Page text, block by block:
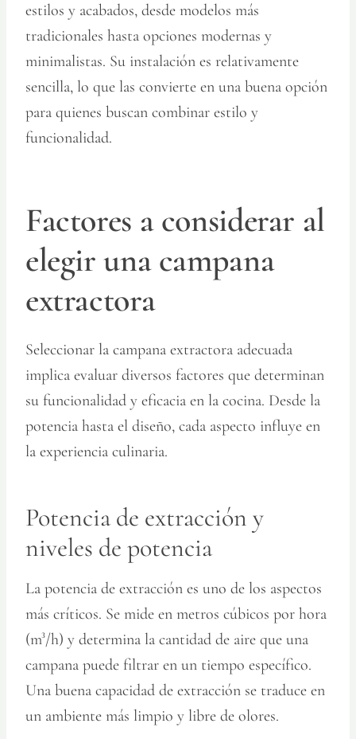
estilos y acabados, desde modelos más
tradicionales hasta opciones modernas y
minimalistas. Su instalación es relativamente
sencilla, lo que las convierte en una buena opción
para quienes buscan combinar estilo y
funcionalidad.
Factores a considerar al
elegir una campana
extractora
Seleccionar la campana extractora adecuada
implica evaluar diversos factores que determinan
su funcionalidad y eficacia en la cocina. Desde la
potencia hasta el diseño, cada aspecto influye en
la experiencia culinaria.
Potencia de extracción y
niveles de potencia
La potencia de extracción es uno de los aspectos
más críticos. Se mide en metros cúbicos por hora
(m³/h) y determina la cantidad de aire que una
campana puede filtrar en un tiempo específico.
Una buena capacidad de extracción se traduce en
un ambiente más limpio y libre de olores.